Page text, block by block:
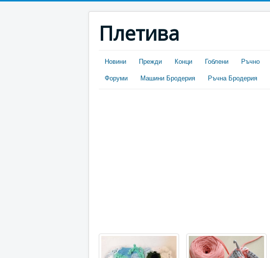
Плетива
Новини Прежди Конци Гоблени Ръчно
Форуми
Машини Бродерия Ръчна Бродерия